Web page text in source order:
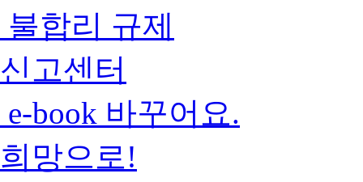
불합리 규제
신고센터
e-book 바꾸어요.
희망으로!